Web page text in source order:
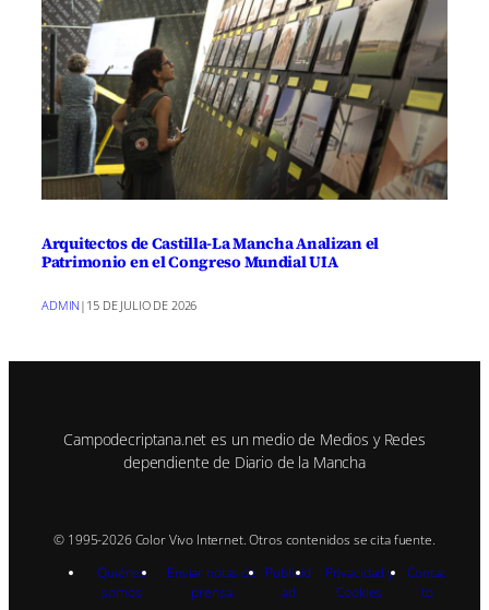
Arquitectos de Castilla-La Mancha Analizan el
Patrimonio en el Congreso Mundial UIA
ADMIN | 15 DE JULIO DE 2026
Campodecriptana.net es un medio de Medios y Redes
dependiente de Diario de la Mancha
© 1995-2026 Color Vivo Internet. Otros contenidos se cita fuente.
Quiénes
somos
Enviar notas de
prensa
Publicid
ad
Privacidad y
Cookies
Contac
to